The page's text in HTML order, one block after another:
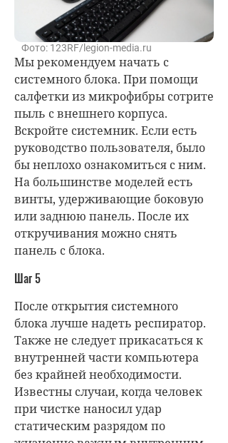
Фото: 123RF/legion-media.ru
Мы рекомендуем начать с
системного блока. При помощи
салфетки из микрофибры сотрите
пыль с внешнего корпуса.
Вскройте системник. Если есть
руководство пользователя, было
бы неплохо ознакомиться с ним.
На большинстве моделей есть
винты, удерживающие боковую
или заднюю панель. После их
откручивания можно снять
панель с блока.
Шаг 5
После открытия системного
блока лучше надеть респиратор.
Также не следует прикасаться к
внутренней части компьютера
без крайней необходимости.
Известны случаи, когда человек
при чистке наносил удар
статическим разрядом по